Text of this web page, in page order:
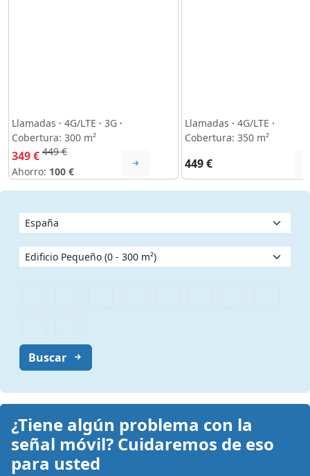
Llamadas · 4G/LTE · 3G ·
Cobertura: 300 m²
349 € 449 €
Ahorro: 100 €
Llamadas · 4G/LTE ·
Cobertura: 350 m²
449 €
Buscar
¿Tiene algún problema con la
señal móvil? Cuidaremos de eso
para usted